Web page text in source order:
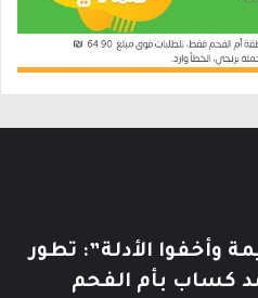
وأخفوا الأدلة”: تطور
كساب بأم الفحم